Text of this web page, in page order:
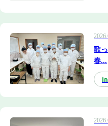
歌
春...
in